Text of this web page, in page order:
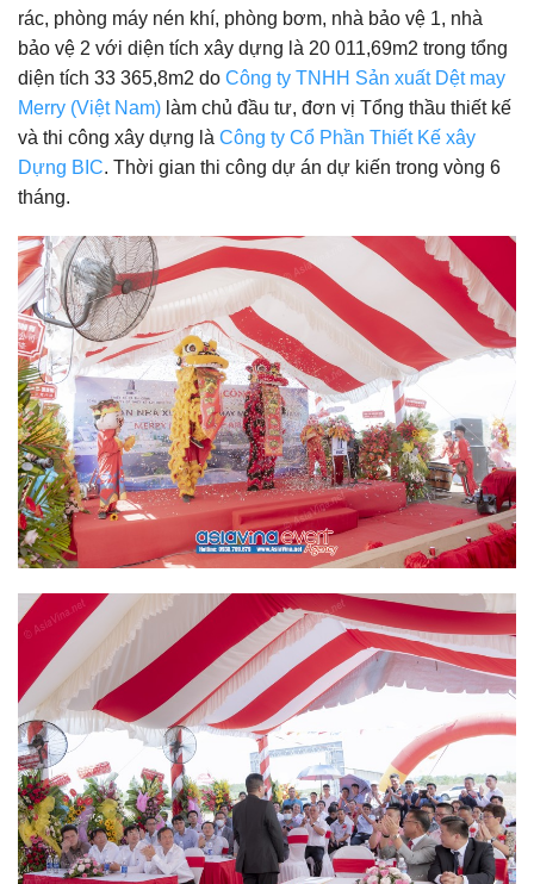
rác, phòng máy nén khí, phòng bơm, nhà bảo vệ 1, nhà
bảo vệ 2 với diện tích xây dựng là 20 011,69m2 trong tổng
diện tích 33 365,8m2 do Công ty TNHH Sản xuất Dệt may
Merry (Việt Nam) làm chủ đầu tư, đơn vị Tổng thầu thiết kế
và thi công xây dựng là Công ty Cổ Phần Thiết Kế xây
Dựng BIC. Thời gian thi công dự án dự kiến trong vòng 6
tháng.